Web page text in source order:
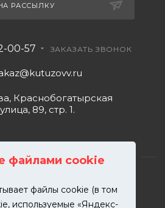
файлами cookie
файлы cookie (в том
используемые «Яндекс-
РАССЫЛКУ
00-57 ЗАКАЗАТЬ ЗВОНОК
Краснобогатырская
улица, 89, стр. 1.
| Кузовной ремонт и покраска